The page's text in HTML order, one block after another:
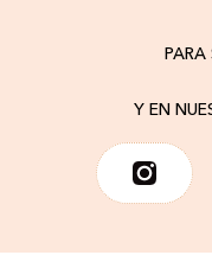
PARA
Y EN